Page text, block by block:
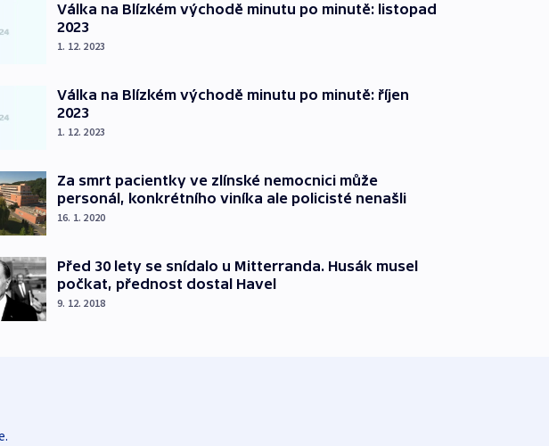
Válka na Blízkém východě minutu po minutě: listopad
2023
1. 12. 2023
Válka na Blízkém východě minutu po minutě: říjen
2023
1. 12. 2023
Za smrt pacientky ve zlínské nemocnici může
personál, konkrétního viníka ale policisté nenašli
16. 1. 2020
Před 30 lety se snídalo u Mitterranda. Husák musel
počkat, přednost dostal Havel
9. 12. 2018